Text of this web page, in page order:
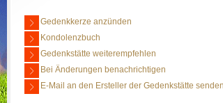
Gedenkkerze anzünden
Kondolenzbuch
Gedenkstätte weiterempfehlen
Bei Änderungen benachrichtigen
E-Mail an den Ersteller der Gedenkstätte senden